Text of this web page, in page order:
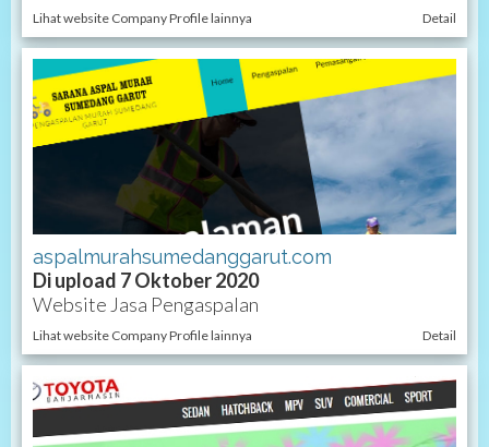
Lihat website Company Profile lainnya Detail
aspalmurahsumedanggarut.com
Di upload 7 Oktober 2020
Website Jasa Pengaspalan
Lihat website Company Profile lainnya Detail